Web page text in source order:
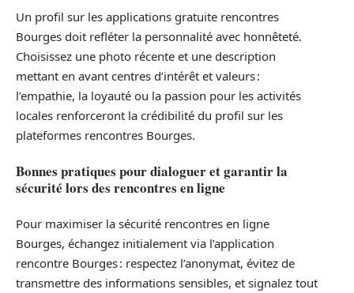
Un profil sur les applications gratuite rencontres
Bourges doit refléter la personnalité avec honnêteté.
Choisissez une photo récente et une description
mettant en avant centres d’intérêt et valeurs :
l’empathie, la loyauté ou la passion pour les activités
locales renforceront la crédibilité du profil sur les
plateformes rencontres Bourges.
Bonnes pratiques pour dialoguer et garantir la
sécurité lors des rencontres en ligne
Pour maximiser la sécurité rencontres en ligne
Bourges, échangez initialement via l’application
rencontre Bourges : respectez l’anonymat, évitez de
transmettre des informations sensibles, et signalez tout